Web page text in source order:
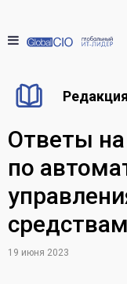
Редакция
Ответы
по
19 июня 2023